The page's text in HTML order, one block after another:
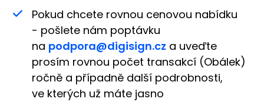
Pokud chcete rovnou cenovou nabídku
- pošlete nám poptávku
na podpora@digisign.cz a uveďte
prosím rovnou počet transakcí (Obálek)
ročně a případně další podrobnosti,
ve kterých už máte jasno